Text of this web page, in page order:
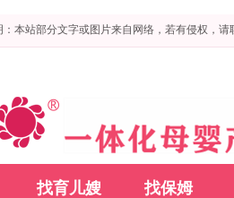
：本站部分文字或图片来自网络，若有侵权，请
找育儿嫂 找保姆